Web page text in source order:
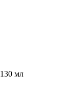
130 мл